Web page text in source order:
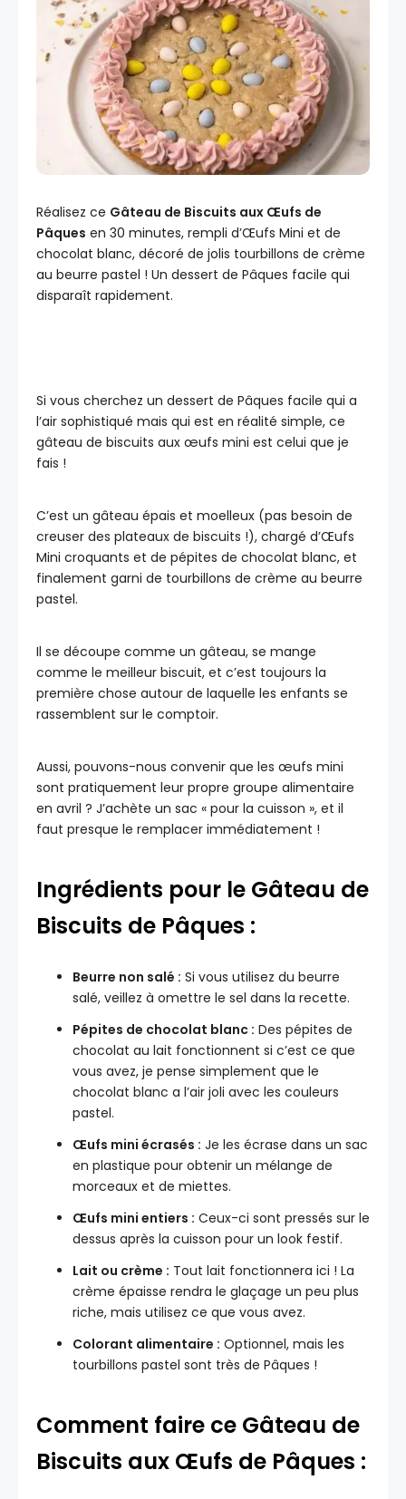
Réalisez ce Gâteau de Biscuits aux Œufs de
Pâques en 30 minutes, rempli d’Œufs Mini et de
chocolat blanc, décoré de jolis tourbillons de crème
au beurre pastel ! Un dessert de Pâques facile qui
disparaît rapidement.
Si vous cherchez un dessert de Pâques facile qui a
l’air sophistiqué mais qui est en réalité simple, ce
gâteau de biscuits aux œufs mini est celui que je
fais !
C’est un gâteau épais et moelleux (pas besoin de
creuser des plateaux de biscuits !), chargé d’Œufs
Mini croquants et de pépites de chocolat blanc, et
finalement garni de tourbillons de crème au beurre
pastel.
Il se découpe comme un gâteau, se mange
comme le meilleur biscuit, et c’est toujours la
première chose autour de laquelle les enfants se
rassemblent sur le comptoir.
Aussi, pouvons-nous convenir que les œufs mini
sont pratiquement leur propre groupe alimentaire
en avril ? J’achète un sac « pour la cuisson », et il
faut presque le remplacer immédiatement !
Ingrédients pour le Gâteau de
Biscuits de Pâques :
Beurre non salé : Si vous utilisez du beurre
salé, veillez à omettre le sel dans la recette.
Pépites de chocolat blanc : Des pépites de
chocolat au lait fonctionnent si c’est ce que
vous avez, je pense simplement que le
chocolat blanc a l’air joli avec les couleurs
pastel.
Œufs mini écrasés : Je les écrase dans un sac
en plastique pour obtenir un mélange de
morceaux et de miettes.
Œufs mini entiers : Ceux-ci sont pressés sur le
dessus après la cuisson pour un look festif.
Lait ou crème : Tout lait fonctionnera ici ! La
crème épaisse rendra le glaçage un peu plus
riche, mais utilisez ce que vous avez.
Colorant alimentaire : Optionnel, mais les
tourbillons pastel sont très de Pâques !
Comment faire ce Gâteau de
Biscuits aux Œufs de Pâques :